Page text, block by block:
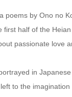
by Ono no
half of the
passionate love
in
to the